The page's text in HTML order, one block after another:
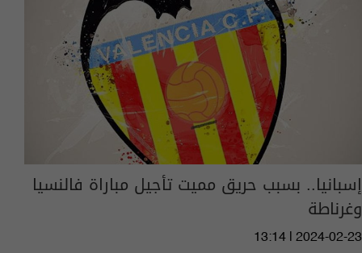
إسبانيا.. بسبب حريق مميت تأجيل مباراة فالنسيا
وغرناطة
13:14 | 2024-02-23